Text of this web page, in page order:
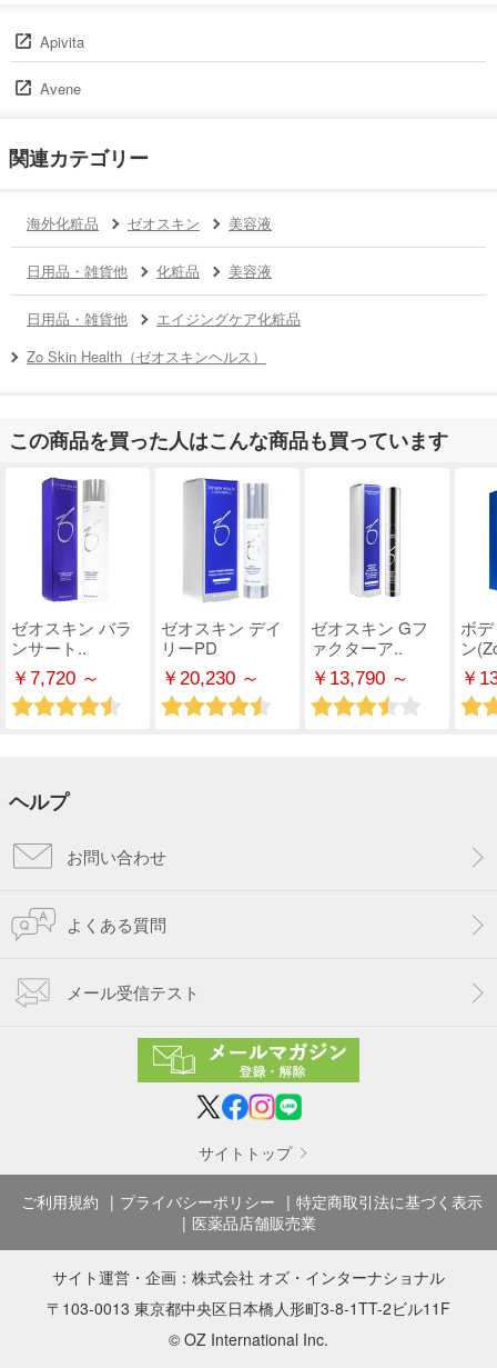
Apivita
Avene
関連カテゴリー
海外化粧品 ゼオスキン 美容液
日用品・雑貨他 化粧品 美容液
日用品・雑貨他
エイジングケア化粧品
Zo Skin Health（ゼオスキンヘルス）
この商品を買った人はこんな商品も買っています
ゼオスキン バラ
ンサート..
￥7,720 ～
ゼオスキン デイ
リーPD
￥20,230 ～
ゼオスキン Gフ
ァクターア..
￥13,790 ～
ボ
ン
￥
ヘルプ
お問い合わせ
よくある質問
メール受信テスト
サイトトップ
ご利用規約 プライバシーポリシー
特定商取引法に基づく表示
医薬品店舗販売業
サイト運営・企画： 株式会社 オズ・インターナショナル
〒103-0013 東京都中央区日本橋人形町3-8-1TT-2ビル11F
© OZ International Inc.